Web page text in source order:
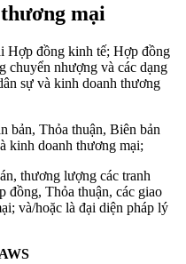
mại
Hợp đồng kinh tế; Hợp đồng
chuyển nhượng và các dạng
sự và kinh doanh thương
bản, Thỏa thuận, Biên bản
kinh doanh thương mại;
thương lượng các tranh
đồng, Thỏa thuận, các giao
và/hoặc là đại diện pháp lý